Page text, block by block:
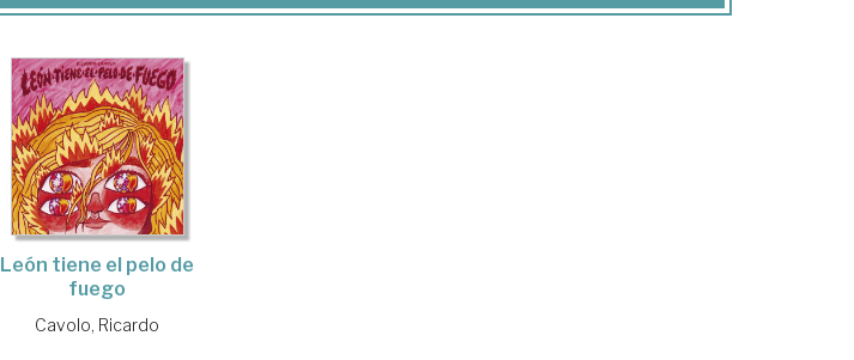
León tiene el pelo de
fuego
Cavolo, Ricardo